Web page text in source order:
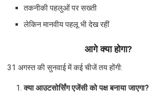
तकनीकी पहलुओं पर सख्ती
लेकिन मानवीय पहलू भी देख रहीं
आगे क्या होगा?
31 अगस्त की सुनवाई में कई चीजें तय होंगी:
क्या आउटसोर्सिंग एजेंसी को पक्ष बनाया जाएगा?